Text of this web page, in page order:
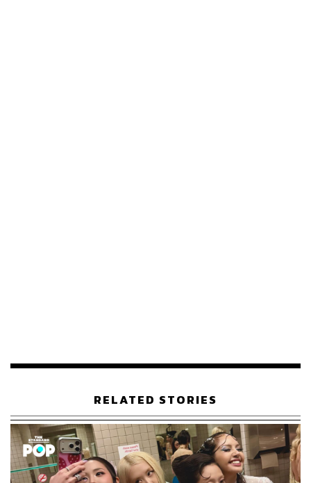
201
ABOUT THE AUTHOR
พิมพ์ คำภีร์
นักเขียนกองบรรณาธิการคัลเจอร์ สำนักข่าว
THE STANDARD
RELATED STORIES